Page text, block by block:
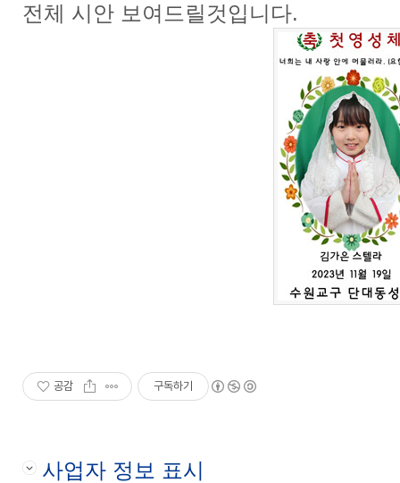
전체 시안 보여드릴것입니다.
공감 구독하기
사업자 정보 표시